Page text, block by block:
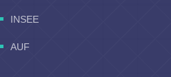
INSEE
AUF